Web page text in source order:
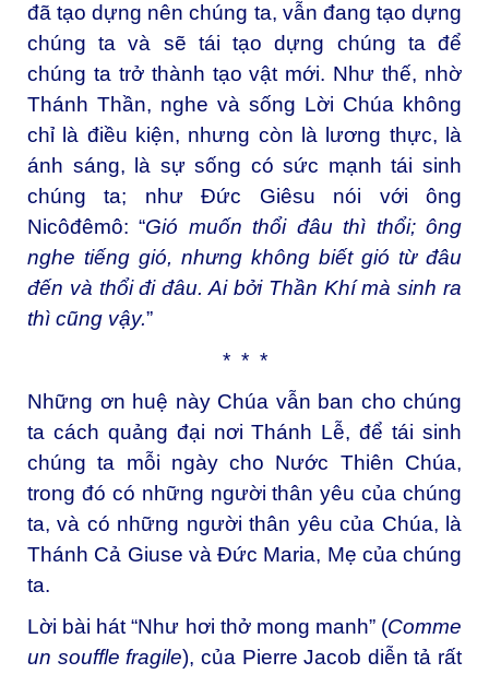
đã tạo dựng nên chúng ta, vẫn đang tạo dựng
chúng ta và sẽ tái tạo dựng chúng ta để
chúng ta trở thành tạo vật mới. Như thế, nhờ
Thánh Thần, nghe và sống Lời Chúa không
chỉ là điều kiện, nhưng còn là lương thực, là
ánh sáng, là sự sống có sức mạnh tái sinh
chúng ta; như Đức Giêsu nói với ông
Nicôđêmô: “Gió muốn thổi đâu thì thổi; ông
nghe tiếng gió, nhưng không biết gió từ đâu
đến và thổi đi đâu. Ai bởi Thần Khí mà sinh ra
thì cũng vậy.”
* * *
Những ơn huệ này Chúa vẫn ban cho chúng
ta cách quảng đại nơi Thánh Lễ, để tái sinh
chúng ta mỗi ngày cho Nước Thiên Chúa,
trong đó có những người thân yêu của chúng
ta, và có những người thân yêu của Chúa, là
Thánh Cả Giuse và Đức Maria, Mẹ của chúng
ta.
Lời bài hát “Như hơi thở mong manh” (Comme
un souffle fragile), của Pierre Jacob diễn tả rất